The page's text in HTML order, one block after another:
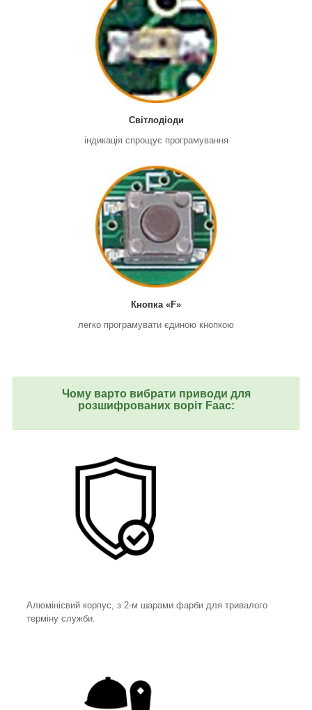
Світлодіоди
індикація спрощує програмування
Кнопка «F»
легко програмувати єдиною кнопкою
Чому варто вибрати приводи для
розшифрованих воріт Faac:
Алюмінієвий корпус, з 2-м шарами фарби для тривалого
терміну служби.